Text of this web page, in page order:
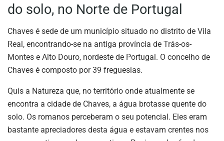
do solo, no Norte de Portugal
Chaves é sede de um município situado no distrito de Vila
Real, encontrando-se na antiga província de Trás-os-
Montes e Alto Douro, nordeste de Portugal. O concelho de
Chaves é composto por 39 freguesias.
Quis a Natureza que, no território onde atualmente se
encontra a cidade de Chaves, a água brotasse quente do
solo. Os romanos perceberam o seu potencial. Eles eram
bastante apreciadores desta água e estavam crentes nos